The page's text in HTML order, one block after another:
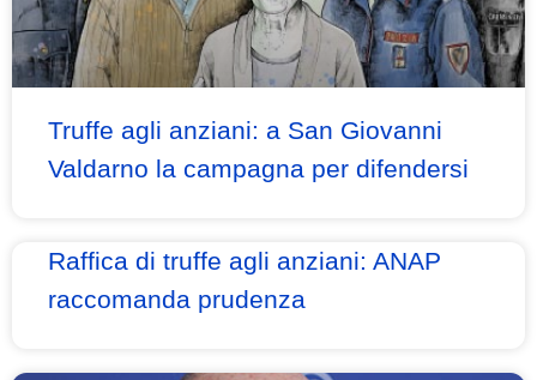
Truffe agli anziani: a San Giovanni
Valdarno la campagna per difendersi
Raffica di truffe agli anziani: ANAP
raccomanda prudenza